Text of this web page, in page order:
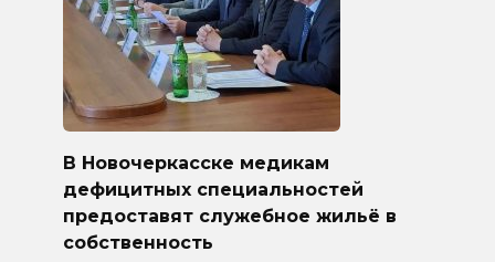
В Новочеркасске медикам
дефицитных специальностей
предоставят служебное жильё в
собственность